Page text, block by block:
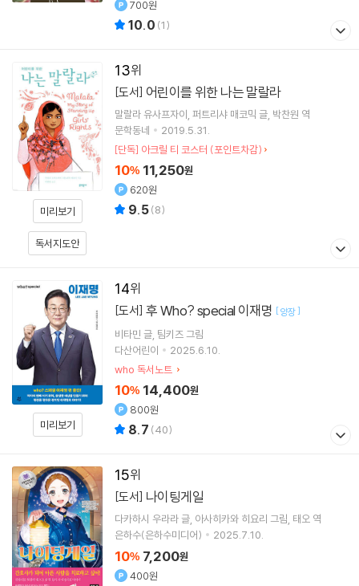
700원
10.0 (1)
13
미리보기
독서지도안
[도서] 어린이를 위한 나는 말랄라
말랄라 유사프자이 퍼트리샤 매코믹 글 박찬원 역
문학동네
2019.5.31.
[단독] 아크릴 티 코스터 (포인트차감)
10% 11,250원
620원
9.5(8)
14
미리보기
[도서] 후 Who? special 이재명 [양장]
비타민 글 팀키즈그림
다산어린이
2025.6.10.
who 독서노트
10% 14,400원
800원
8.7 (40)
15
[도서] 나이팅게일
다카하시 우라라글 아사히카와 히요리 그림 태오 역
은하수(은하수미디어)
2025.7.10.
10% 7,200원
400원